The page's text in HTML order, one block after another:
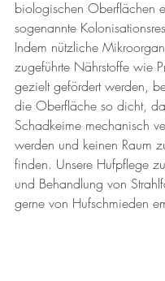
biologischen Oberflächen
sogenannte
Indem nützliche
zugeführte Nährstoffe wie
gezielt gefördert werden,
die Oberfläche so dicht,
Schadkeime mechanisch
werden und keinen Raum
finden. Unsere Hufpflege
und Behandlung von
gerne von Hufschmieden